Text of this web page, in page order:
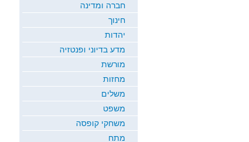
חברה ומדינה
חינוך
יהדות
מדע בדיוני ופנטזיה
מורשת
מחזות
משלים
משפט
משחקי קופסה
מתח